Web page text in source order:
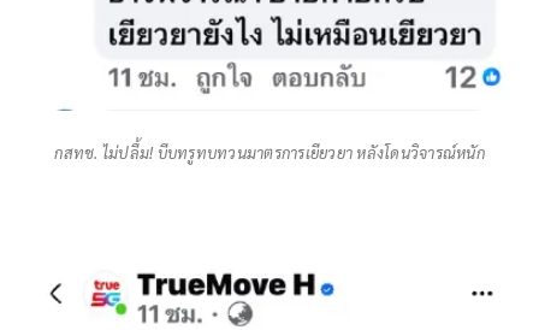
กสทช. ไม่ปลื้ม! บีบทรูทบทวนมาตรการเยียวยา หลังโดนวิจารณ์หนัก